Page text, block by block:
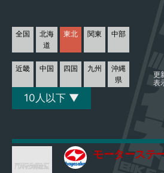
全国
北海
道
東北 関東 中部
近畿 中国 四国 九州
沖縄
県
更
表
10人以下 ▼
モーターステ